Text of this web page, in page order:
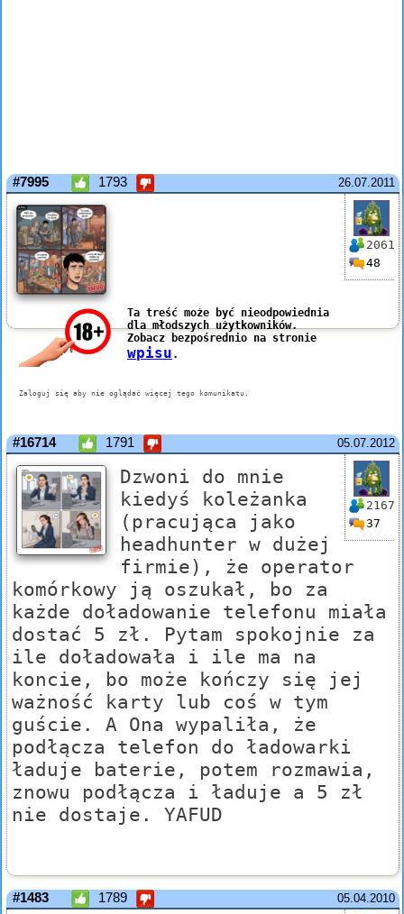
26.07.2011
#7995 1793
2061
48
05.07.2012
#16714 1791
2167
37
Dzwoni do mnie
kiedyś koleżanka
(pracująca jako
headhunter w dużej
firmie), że operator
komórkowy ją oszukał, bo za
każde doładowanie telefonu miała
dostać 5 zł. Pytam spokojnie za
ile doładowała i ile ma na
koncie, bo może kończy się jej
ważność karty lub coś w tym
guście. A Ona wypaliła, że
podłącza telefon do ładowarki
ładuje baterie, potem rozmawia,
znowu podłącza i ładuje a 5 zł
nie dostaje. YAFUD
05.04.2010
#1483 1789